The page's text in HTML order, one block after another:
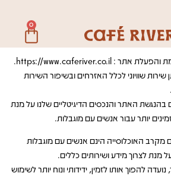
0
קפה ריבר, אחראית על הקמת והפעלת אתר : https://www.caferiver.co.il.
שוויוני לכלל האזרחים ובשיפור השירות
האתר והנכסים הדיגיטליים שלנו על מנת
יותר עבור אנשים עם מוגבלות.
כ-20 אחוזים מקרב האוכלוסייה הינם אנשים עם מוגבלות
מנת לצרוך מידע ושירותים כללים.
להפוך אותו לזמין, ידידותי ונוח יותר לשימוש